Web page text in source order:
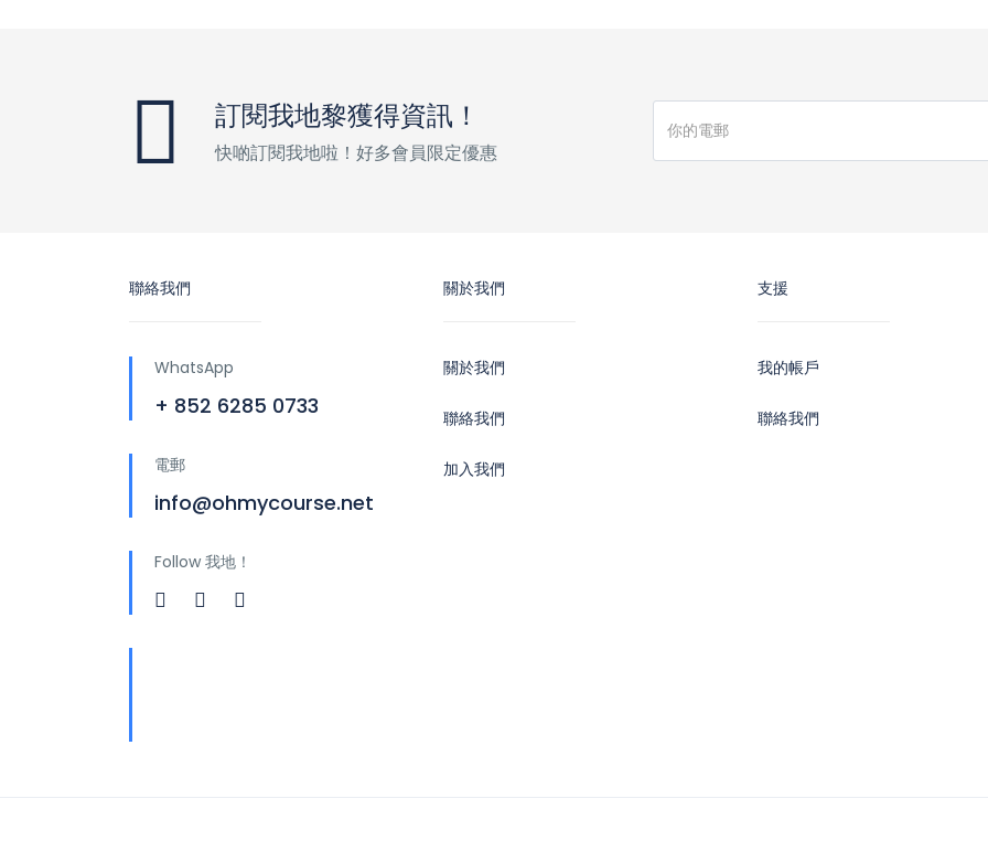
訂閱我地黎獲得資訊！
快啲訂閱我地啦！好多會員限定優惠
聯絡我們
WhatsApp
+ 852 6285 0733
電郵
info@ohmycourse.net
Follow 我地！
關於我們
關於我們
聯絡我們
加入我們
支援
我的帳戶
聯絡我們